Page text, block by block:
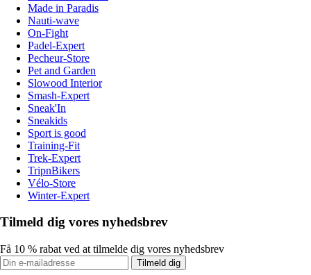
Made in Paradis
Nauti-wave
On-Fight
Padel-Expert
Pecheur-Store
Pet and Garden
Slowood Interior
Smash-Expert
Sneak'In
Sneakids
Sport is good
Training-Fit
Trek-Expert
TripnBikers
Vélo-Store
Winter-Expert
Tilmeld dig vores nyhedsbrev
Få 10 % rabat ved at tilmelde dig vores nyhedsbrev
Tilmeld dig